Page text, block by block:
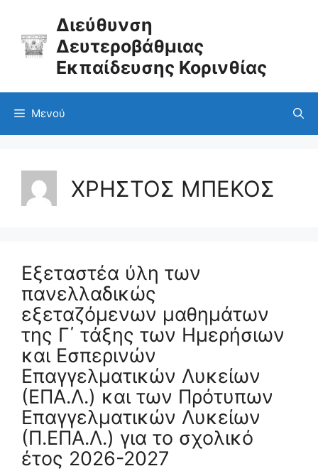
Διεύθυνση
Δευτεροβάθμιας
Εκπαίδευσης Κορινθίας
Μενού
ΧΡΗΣΤΟΣ ΜΠΕΚΟΣ
Εξεταστέα ύλη των
πανελλαδικώς
εξεταζόμενων μαθημάτων
της Γ΄ τάξης των Ημερήσιων
και Εσπερινών
Επαγγελματικών Λυκείων
(ΕΠΑ.Λ.) και των Πρότυπων
Επαγγελματικών Λυκείων
(Π.ΕΠΑ.Λ.) για το σχολικό
έτος 2026-2027